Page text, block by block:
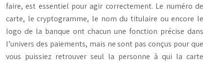
faire, est essentiel pour agir correctement. Le numéro de
carte, le cryptogramme, le nom du titulaire ou encore le
logo de la banque ont chacun une fonction précise dans
l’univers des paiements, mais ne sont pas conçus pour que
vous puissiez retrouver seul la personne à qui la carte